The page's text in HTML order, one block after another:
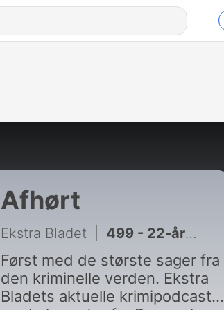
Afhørt
Ekstra Bladet 499 - 22-årig skudt i ryggen af politiet
Først med de største sager fra
den kriminelle verden. Ekstra
Bladets aktuelle krimipodcast